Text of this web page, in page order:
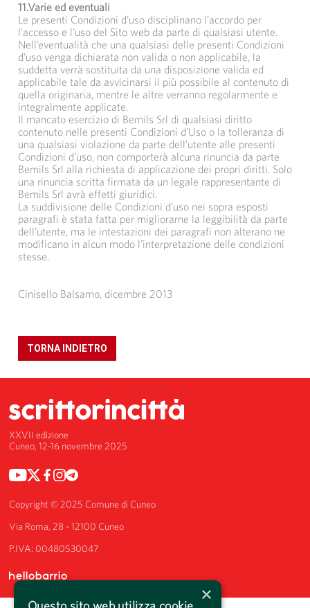
11.Varie ed eventuali
Le presenti Condizioni d’uso disciplinano l’accordo per
l’accesso e l’uso del Sito web da parte di qualsiasi utente.
Nell’eventualità che una qualsiasi delle presenti Condizioni
d’uso venga dichiarata non valida o non applicabile, la
suddetta verrà sostituita da una disposizione valida ed
applicabile tale da avvicinarsi il più possibile al contenuto di
quella originaria, mentre le altre verranno regolarmente e
integralmente applicate.
Il mancato esercizio di Bemils Srl di qualsiasi diritto
contenuto nelle presenti Condizioni d’Uso o la tolleranza di
una qualsiasi violazione da parte dell’utente alle presenti
Condizioni d’uso, non comporterà alcuna rinuncia da parte
Bemils Srl alla richiesta di applicazione dei propri diritti. Solo
una rinuncia scritta firmata da un legale rappresentante di
Bemils Srl avrà effetti giuridici.
La suddivisione delle Condizioni d’uso nei sopra esposti
paragrafi è stata fatta per migliorarne la leggibilità da parte
dell’utente, ma le intestazioni dei paragrafi non alterano ne
modificano in alcun modo l’interpretazione delle condizioni
stesse.
Cinisello Balsamo, dicembre 2013
TORNA INDIETRO
XXVII edizione
Cuneo, 12-16 novembre 2025
Copyright © 2025 Comune di Cuneo
Via Roma, 28 - 12100 Cuneo
P.IVA: 00480530047
×